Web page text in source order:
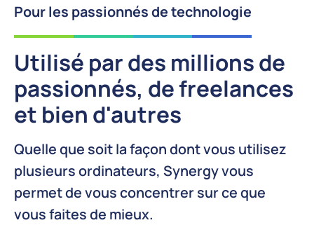
Pour les passionnés de technologie
Utilisé par des millions de
passionnés, de freelances
et bien d'autres
Quelle que soit la façon dont vous utilisez
plusieurs ordinateurs, Synergy vous
permet de vous concentrer sur ce que
vous faites de mieux.